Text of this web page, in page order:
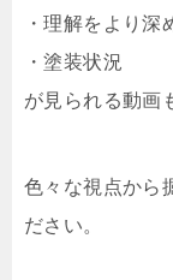
・理解をより深
・塗装状況
が見られる動画
色々な視点から
ださい。